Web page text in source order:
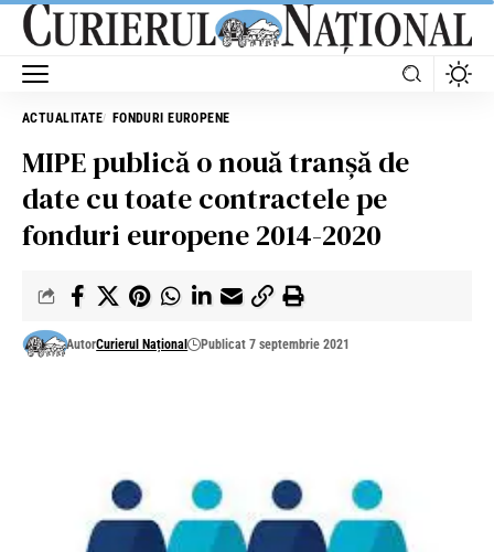
ACTUALITATE FONDURI EUROPENE
MIPE publică o nouă tranșă de
date cu toate contractele pe
fonduri europene 2014-2020
AutorCurierul Național Publicat 7 septembrie 2021